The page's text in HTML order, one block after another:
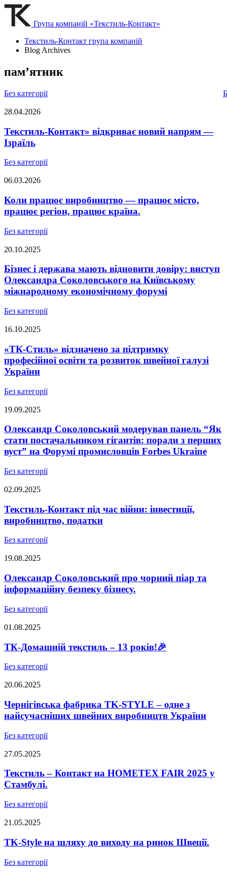
Група компаній «Текстиль-Контакт»
Текстиль-Контакт група компаній
Blog Archives
пам’ятник
Без категорії
28.04.2026
Текстиль-Контакт» відкриває новий напрям —
Ізраїль
Без категорії
06.03.2026
Коли працює виробництво — працює місто,
працює регіон, працює країна.
Без категорії
20.10.2025
Бізнес і держава мають відновити довіру: виступ
Олександра Соколовського на Київському
міжнародному економічному форумі
Без категорії
16.10.2025
«ТК-Стиль» відзначено за підтримку
професійної освіти та розвиток швейної галузі
України
Без категорії
19.09.2025
Олександр Соколовський модерував панель “Як
стати постачальником гігантів: поради з перших
вуст” на Форумі промисловців Forbes Ukraine
Без категорії
02.09.2025
Текстиль-Контакт під час війни: інвестиції,
виробництво, податки
Без категорії
19.08.2025
Олександр Соколовський про чорний піар та
інформаційну безпеку бізнесу.
Без категорії
01.08.2025
ТК-Домашній текстиль – 13 років!🎉
Без категорії
20.06.2025
Чернігівська фабрика TK-STYLE – одне з
найсучасніших швейних виробництв України
Без категорії
27.05.2025
Текстиль – Контакт на HOMETEX FAIR 2025 у
Стамбулі.
Без категорії
21.05.2025
TK-Style на шляху до виходу на ринок Швеції.
Без категорії